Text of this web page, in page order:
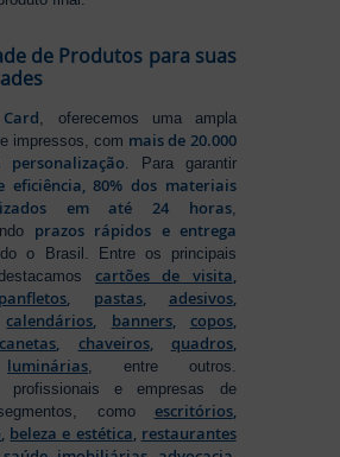
de Produtos para suas
, oferecemos uma ampla
impressos, com mais de 20.000
. Para garantir
eficiência, 80% dos materiais
em até 24 horas,
prazos rápidos e entrega
o Brasil. Entre os principais
cartões de visita,
panfletos, pastas, adesivos,
calendários, banners, copos,
canetas, chaveiros, quadros,
luminárias, entre outros.
profissionais e empresas de
como escritórios,
, beleza e estética, restaurantes